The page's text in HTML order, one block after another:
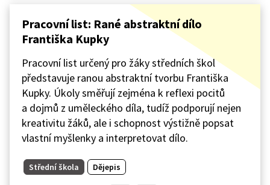
Pracovní list: Rané abstraktní dílo
Františka Kupky
Pracovní list určený pro žáky středních škol
představuje ranou abstraktní tvorbu Františka
Kupky. Úkoly směřují zejména k reflexi pocitů
a dojmů z uměleckého díla, tudíž podporují nejen
kreativitu žáků, ale i schopnost výstižně popsat
vlastní myšlenky a interpretovat dílo.
Střední škola Dějepis